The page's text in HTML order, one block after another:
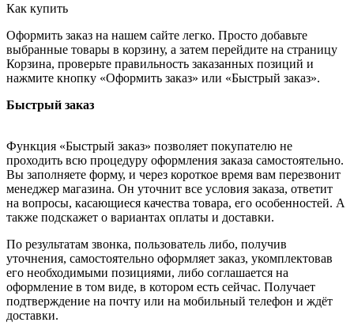
Как купить
Оформить заказ на нашем сайте легко. Просто добавьте
выбранные товары в корзину, а затем перейдите на страницу
Корзина, проверьте правильность заказанных позиций и
нажмите кнопку «Оформить заказ» или «Быстрый заказ».
Быстрый заказ
Функция «Быстрый заказ» позволяет покупателю не
проходить всю процедуру оформления заказа самостоятельно.
Вы заполняете форму, и через короткое время вам перезвонит
менеджер магазина. Он уточнит все условия заказа, ответит
на вопросы, касающиеся качества товара, его особенностей. А
также подскажет о вариантах оплаты и доставки.
По результатам звонка, пользователь либо, получив
уточнения, самостоятельно оформляет заказ, укомплектовав
его необходимыми позициями, либо соглашается на
оформление в том виде, в котором есть сейчас. Получает
подтверждение на почту или на мобильный телефон и ждёт
доставки.